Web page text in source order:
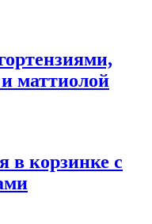
маттиолой
в корзинке с